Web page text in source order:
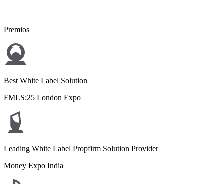
Premios
Best White Label Solution
FMLS:25 London Expo
Leading White Label Propfirm Solution Provider
Money Expo India